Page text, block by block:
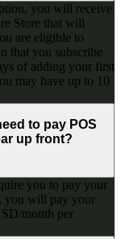
you will receive
Store that will
are eligible to
that you subscribe
of adding your first
may have up to 10
to pay POS
up front?
you to pay your
you will pay your
month per